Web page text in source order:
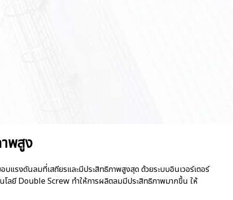
พสูง
รงดันลมที่เสถียรและมีประสิทธิภาพสูงสุด ด้วยระบบอินเวอร์เตอร์
โลยี Double Screw ทำให้การผลิตลมมีประสิทธิภาพมากขึ้น ให้